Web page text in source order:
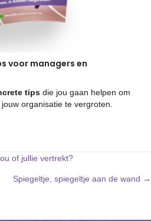
voor managers en
tips die jou gaan helpen om
organisatie te vergroten.
of jullie vertrekt?
Spiegeltje, spiegeltje aan de wand →